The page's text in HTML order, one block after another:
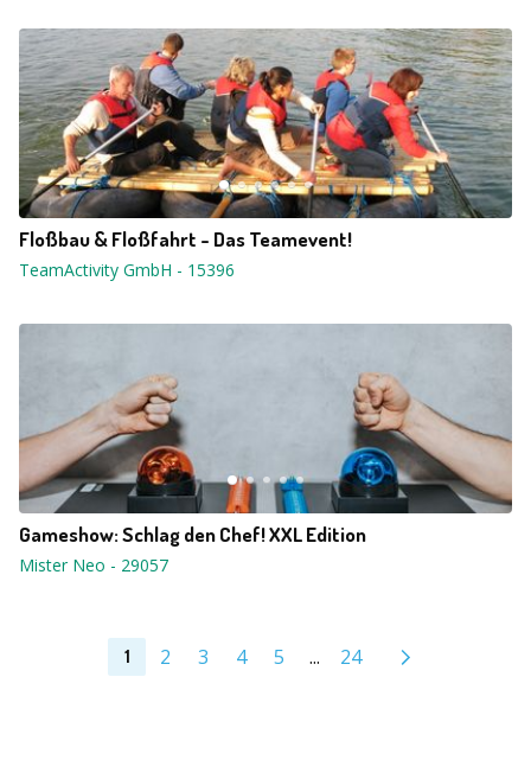
Floßbau & Floßfahrt - Das Teamevent!
TeamActivity GmbH - 15396
Gameshow: Schlag den Chef! XXL Edition
Mister Neo - 29057
1 2 3 4 5 ... 24